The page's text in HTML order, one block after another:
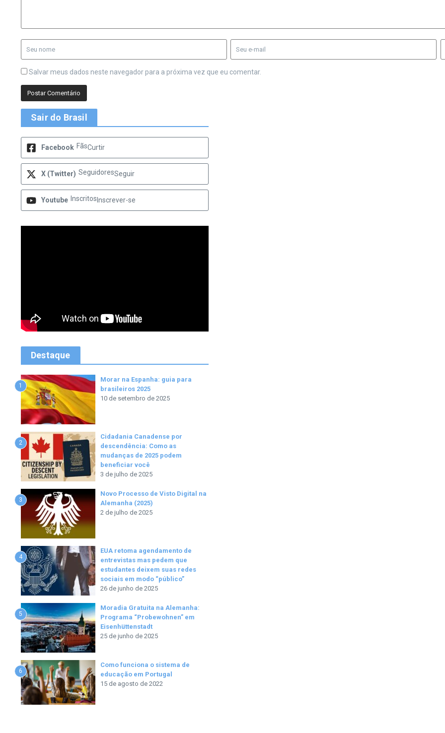
Salvar meus dados neste navegador para a próxima vez que eu comentar.
Sair do Brasil
Facebook FãsCurtir
X (Twitter) SeguidoresSeguir
Youtube Inscritos Inscrever-se
Destaque
1
Morar na Espanha: guia para
brasileiros 2025
10 de setembro de 2025
2
Cidadania Canadense por
descendência: Como as
mudanças de 2025 podem
beneficiar você
3 de julho de 2025
3
Novo Processo de Visto Digital na
Alemanha (2025)
2 de julho de 2025
4
EUA retoma agendamento de
entrevistas mas pedem que
estudantes deixem suas redes
sociais em modo “público”
26 de junho de 2025
5
Moradia Gratuita na Alemanha:
Programa “Probewohnen” em
Eisenhüttenstadt
25 de junho de 2025
6
Como funciona o sistema de
educação em Portugal
15 de agosto de 2022